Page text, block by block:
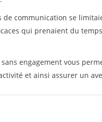
communication se
qui prenaient du
engagement vous
et ainsi assurer un